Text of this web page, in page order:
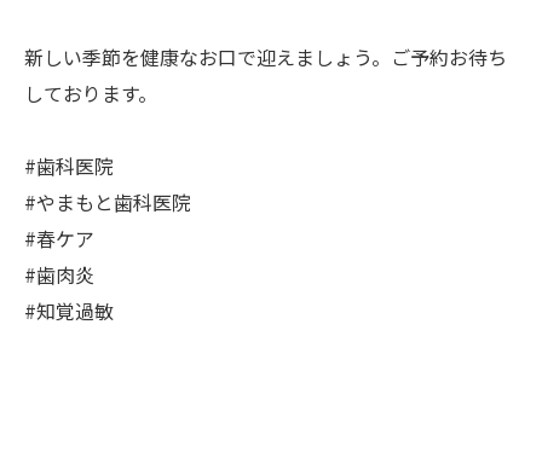
新しい季節を健康なお口で迎えましょう。ご予約お待ち
しております。
#歯科医院
#やまもと歯科医院
#春ケア
#歯肉炎
#知覚過敏